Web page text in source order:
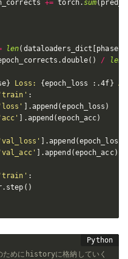
+= torch.sum(
len( dataloaders_dict phase]
.double( ) / len
} Loss: {epoch_loss : .4f }
'train' :
'loss' .append (epoch_loss )
'acc' .append (epoch_acc)
'val_loss' .append (epoch_loss
'val_acc' .append (epoch_acc)
'train' :
. step ( )
ためにhistoryに格納していく